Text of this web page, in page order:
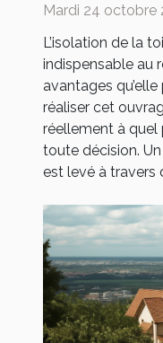
Mardi 24 octobre
L’isolation de la
indispensable au
avantages
réaliser cet
réellement à quel
toute décision.
est levé à travers